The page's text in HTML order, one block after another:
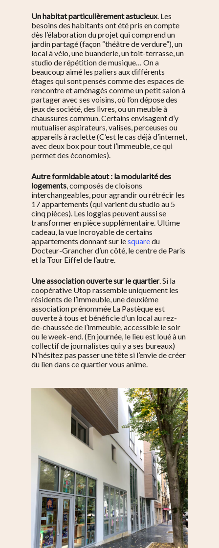
Un habitat particulièrement astucieux. Les
besoins des habitants ont été pris en compte
dès l’élaboration du projet qui comprend un
jardin partagé (façon “théâtre de verdure”), un
local à vélo, une buanderie, un toit-terrasse, un
studio de répétition de musique… On a
beaucoup aimé les paliers aux différents
étages qui sont pensés comme des espaces de
rencontre et aménagés comme un petit salon à
partager avec ses voisins, où l’on dépose des
jeux de société, des livres, ou un meuble à
chaussures commun. Certains envisagent d’y
mutualiser aspirateurs, valises, perceuses ou
appareils à raclette (C’est le cas déjà d’internet,
avec deux box pour tout l’immeuble, ce qui
permet des économies).
Autre formidable atout : la modularité des
logements, composés de cloisons
interchangeables, pour agrandir ou rétrécir les
17 appartements (qui varient du studio au 5
cinq pièces). Les loggias peuvent aussi se
transformer en pièce supplémentaire. Ultime
cadeau, la vue incroyable de certains
appartements donnant sur lesquaredu
Docteur-Grancherd’un côté, le centre de Paris
et la Tour Eiffel de l’autre.
Une association ouverte sur le quartier. Si la
coopérative Utop rassemble uniquement les
résidents de l’immeuble, une deuxième
association prénommée La Pastèque est
ouverte à tous et bénéficie d’un local au rez-
de-chaussée de l’immeuble, accessible le soir
ou le week-end. (En journée, le lieu est loué à un
collectif de journalistes qui y a ses bureaux)
N’hésitez pas passer une tête si l’envie de créer
du lien dans ce quartier vous anime.